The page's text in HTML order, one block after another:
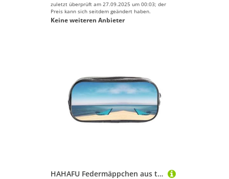
zuletzt überprüft am 27.09.2025 um 00:03; der
Preis kann sich seitdem geändert haben.
Keine weiteren Anbieter
HAHAFU Federmäppchen aus transparentem PVC, Motiv: Boot und Meer, transparente Make-up-Tasche für Schule, Büro, Reisen, Fitnessstudio, Zubehör (komplett bedruckte Vorderseite)